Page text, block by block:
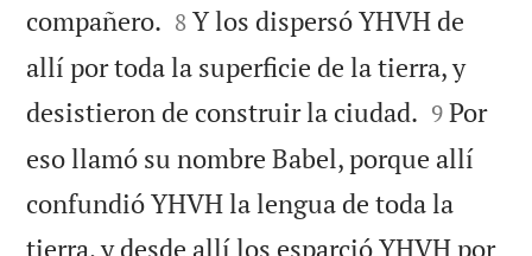
compañero. 

8 Y los dispersó YHVH de
allí por toda la superficie de la tierra, y
desistieron de construir la ciudad. 

9 Por
eso llamó su nombre Babel, porque allí
confundió YHVH la lengua de toda la
tierra, y desde allí los esparció YHVH por